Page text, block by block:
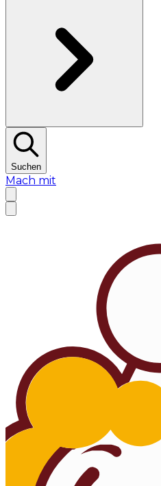
Suchen
Mach mit